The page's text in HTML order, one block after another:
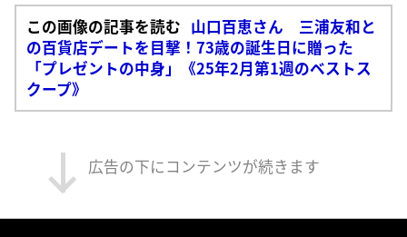
この画像の記事を読む 山口百恵さん 三浦友和と
の百貨店デートを目撃！73歳の誕生日に贈った
「プレゼントの中身」《25年2月第1週のベストス
クープ》
広告の下にコンテンツが続きます